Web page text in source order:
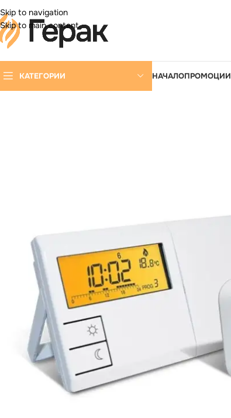
Skip to navigation
Skip to main content
КАТЕГОРИИ НАЧАЛОПРОМОЦИИ